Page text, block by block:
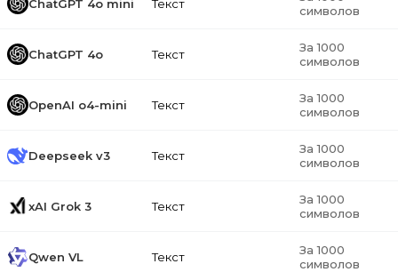
ChatGPT 4o mini Текст
символов
ChatGPT 4o Текст
За 1000
символов
OpenAI o4-mini Текст
За 1000
символов
Deepseek v3 Текст
За 1000
символов
xAI Grok 3 Текст
За 1000
символов
Qwen VL Текст
За 1000
символов